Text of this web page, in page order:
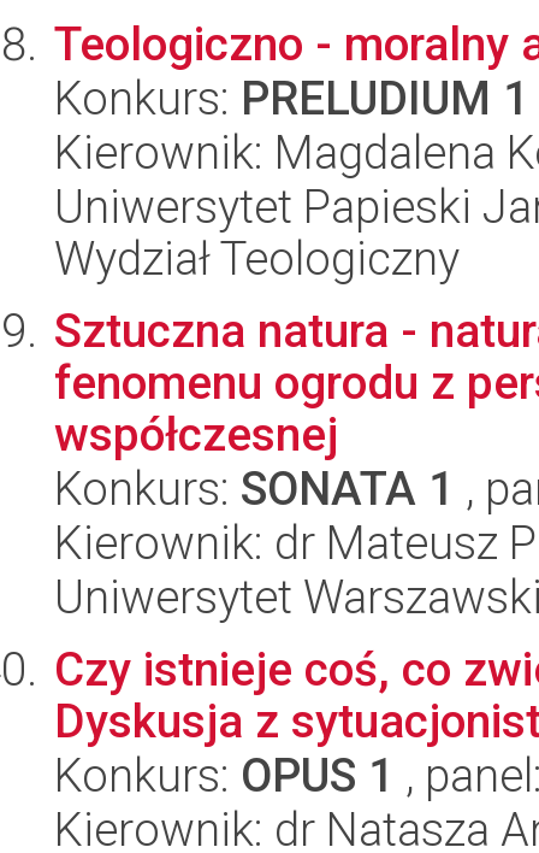
Teologiczno - moralny
Konkurs: PRELUDIUM 1
Kierownik: Magdalena
Uniwersytet Papieski
Wydział Teologiczny
Sztuczna natura -
fenomenu ogrodu z
współczesnej
Konkurs: SONATA 1 ,
Kierownik: dr Mateusz
Uniwersytet
Czy istnieje coś, co
Dyskusja z
Konkurs: OPUS 1 ,
Kierownik: dr Natasza